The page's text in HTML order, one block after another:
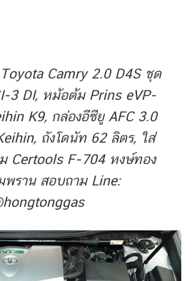
Camry 2.0 D4S ชุด
3 DI, หม้อต้ม Prins eVP-
K9, กล่องอีซียู AFC 3.0
ถังโดนัท 62 ลิตร, ใส่
Certools F-704 หงษ์ทอง
พราน สอบถาม Line: